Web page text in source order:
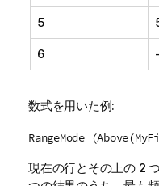
5
6 -
数式を用いた例:
RangeMode
現在の行とその上の 2